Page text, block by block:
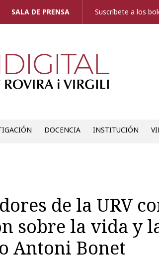
SALA DE PRENSA Suscríbete a los
DOCENCIA INSTITUCIÓN
de la URV
sobre la vida y
Antoni Bonet